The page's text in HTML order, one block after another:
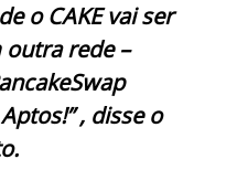
o CAKE vai ser
rede –
, disse o